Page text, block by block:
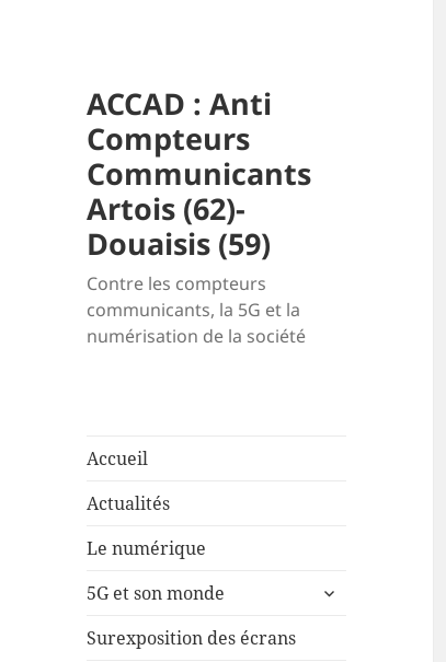
ACCAD : Anti
Compteurs
Communicants
Artois (62)-
Douaisis (59)
Contre les compteurs
communicants, la 5G et la
numérisation de la société
Accueil
Actualités
Le numérique
5G et son monde
ouvrir
Surexposition des écrans